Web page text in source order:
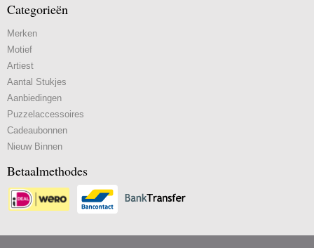
Categorieën
Merken
Motief
Artiest
Aantal Stukjes
Aanbiedingen
Puzzelaccessoires
Cadeaubonnen
Nieuw Binnen
Betaalmethodes